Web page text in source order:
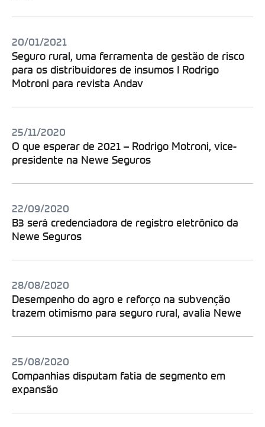
20/01/2021
Seguro rural, uma ferramenta de gestão de risco
para os distribuidores de insumos I Rodrigo
Motroni para revista Andav
25/11/2020
O que esperar de 2021 – Rodrigo Motroni, vice-
presidente na Newe Seguros
22/09/2020
B3 será credenciadora de registro eletrônico da
Newe Seguros
28/08/2020
Desempenho do agro e reforço na subvenção
trazem otimismo para seguro rural, avalia Newe
25/08/2020
Companhias disputam fatia de segmento em
expansão